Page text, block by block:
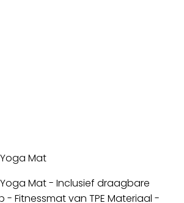
Mat
Mat - Inclusief draagbare
Fitnessmat van TPE Materiaal -